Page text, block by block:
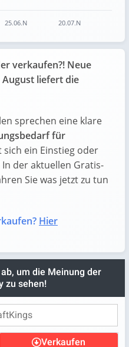
25.06.N 20.07.N
verkaufen?! Neue
August liefert die
sprechen eine klare
für
sich ein Einstieg oder
der aktuellen Gratis-
Sie was jetzt zu tun
Hier
um die Meinung der
zu sehen!
Verkaufen